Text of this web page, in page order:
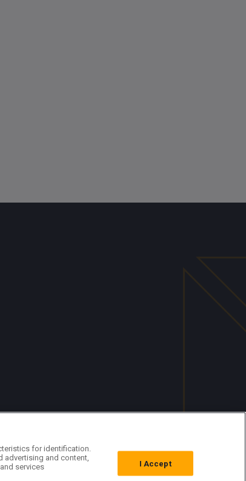
for identification.
advertising and content,
services
I Accept